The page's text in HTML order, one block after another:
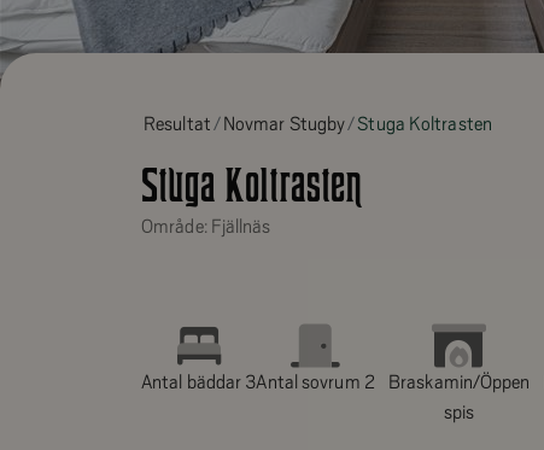
Resultat Novmar Stugby Stuga Koltrasten
Stuga Koltrasten
Område: Fjällnäs
Antal bäddar 3Antal sovrum 2
Braskamin/Öppen
spis